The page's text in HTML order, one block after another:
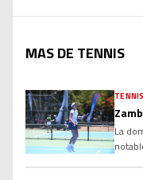
MAS DE TENNIS
TENNIS
La